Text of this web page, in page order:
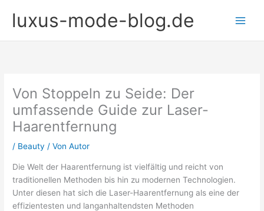
Inhaltluxus-mode-blog.de
Von Stoppeln zu Seide: Der
umfassende Guide zur Laser-
Haarentfernung
/ Beauty / VonAutor
Die Welt der Haarentfernung ist vielfältig und reicht von
traditionellen Methoden bis hin zu modernen Technologien.
Unter diesen hat sich die Laser-Haarentfernung als eine der
effizientesten und langanhaltendsten Methoden